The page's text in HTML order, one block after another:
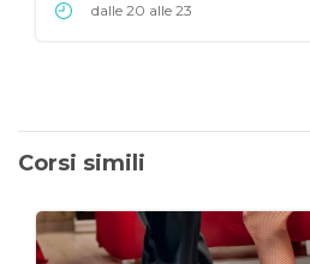
dalle 20 alle 23
Corsi simili